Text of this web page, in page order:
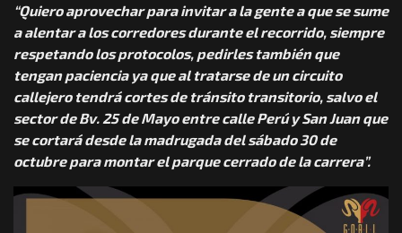
“Quiero aprovechar para invitar a la gente a que se sume
a alentar a los corredores durante el recorrido, siempre
respetando los protocolos, pedirles también que
tengan paciencia ya que al tratarse de un circuito
callejero tendrá cortes de tránsito transitorio, salvo el
sector de Bv. 25 de Mayo entre calle Perú y San Juan que
se cortará desde la madrugada del sábado 30 de
octubre para montar el parque cerrado de la carrera”.